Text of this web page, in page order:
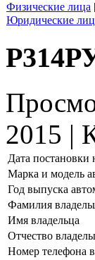
Физические лица
Юридические
2015 |
Дата постановки
Марка и модель
Год выпуска
Фамилия
Имя владельца
Отчество
Номер телефона